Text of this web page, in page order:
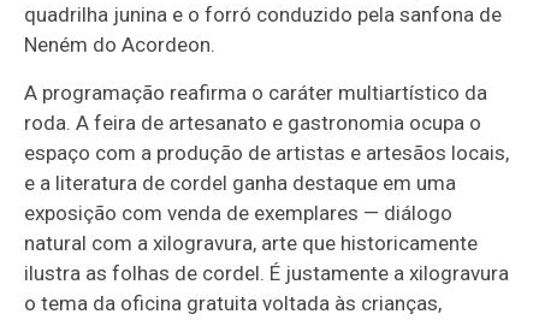
quadrilha junina e o forró conduzido pela sanfona de
Neném do Acordeon.
A programação reafirma o caráter multiartístico da
roda. A feira de artesanato e gastronomia ocupa o
espaço com a produção de artistas e artesãos locais,
e a literatura de cordel ganha destaque em uma
exposição com venda de exemplares — diálogo
natural com a xilogravura, arte que historicamente
ilustra as folhas de cordel. É justamente a xilogravura
o tema da oficina gratuita voltada às crianças,